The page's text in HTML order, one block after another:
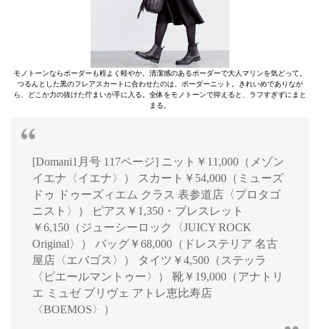
モノトーンならボーダーも程よく軽やか。清潔感のあるボーダーで大人マリンを気どって。
つるんとした黒のフレアスカートに合わせたのは、ボーダーニット。きれいめでありなが
ら、どこか力の抜けた佇まいが手に入る。全体をモノトーンで抑えると、ラフすぎずにまと
まる。
[Domani1月号 117ページ] ニット￥11,000（メゾン
イエナ〈イエナ〉） スカート￥54,000（ミューズ
ドゥ ドゥーズィエム クラス 表参道店〈プロタゴ
ニスト〉） ピアス￥1,350・ブレスレット
￥6,150（ジューシーロック〈JUICY ROCK
Original〉） バッグ￥68,000（ドレステリア 名古
屋店〈エバゴス〉） タイツ￥4,500（ステッラ
〈ピエールマントゥー〉） 靴￥19,000（アナトリ
エ ミュゼ プリヴェ アトレ恵比寿店
〈BOEMOS〉）